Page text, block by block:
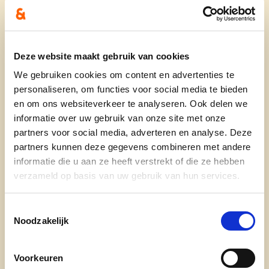
Deze website maakt gebruik van cookies
We gebruiken cookies om content en advertenties te
personaliseren, om functies voor social media te bieden
en om ons websiteverkeer te analyseren. Ook delen we
informatie over uw gebruik van onze site met onze
partners voor social media, adverteren en analyse. Deze
partners kunnen deze gegevens combineren met andere
informatie die u aan ze heeft verstrekt of die ze hebben
verzameld op basis van uw gebruik van hun services.
Noodzakelijk
Voorkeuren
problemen neemt toe.
Onze ouderen verdienen beter. Zij hebben recht
op
stabiele, menselijke zorg van mensen die ze
Wat met het personeel?
Het gemeentepersoneel in de poetshulp en
gezinszorg iservaren, gemotiveerd en
betrokken. Hun werk is fysiek en mentaal
belastend, maar ze doen het met hart en ziel. Wat
Statutairen kunnen niet zomaar worden
overgedragen.